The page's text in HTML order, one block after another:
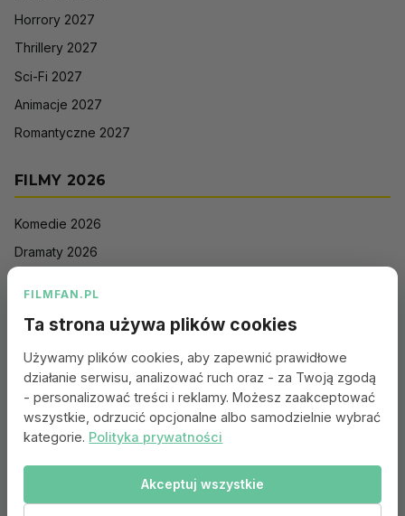
Horrory 2027
Thrillery 2027
Sci-Fi 2027
Animacje 2027
Romantyczne 2027
FILMY 2026
Komedie 2026
Dramaty 2026
Sci-Fi 2026
Animacje 2026
Romantyczne 2026
Portal:
FILMFAN.PL
Ta strona używa plików cookies
Używamy plików cookies, aby zapewnić prawidłowe
działanie serwisu, analizować ruch oraz - za Twoją zgodą
- personalizować treści i reklamy. Możesz zaakceptować
wszystkie, odrzucić opcjonalne albo samodzielnie wybrać
kategorie. Polityka prywatności
Akceptuj wszystkie